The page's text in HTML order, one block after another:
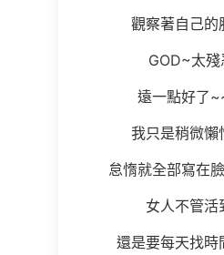
觀察著自己的
GOD~太殘
遠一點好了
我只是稍微懶
怠惰就全部寫在
女人不管活
還是要每天找時